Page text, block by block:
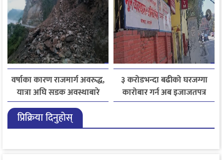
वर्षाका कारण राजमार्ग अवरुद्ध,
यात्रा अघि सडक अवस्थाबारे
जानकारी लिन आग्रह
३ करोडभन्दा बढीको घरजग्गा
कारोबार गर्न अब इजाजतपत्र
अनिवार्य
प्रिक्रिया दिनुहोस्